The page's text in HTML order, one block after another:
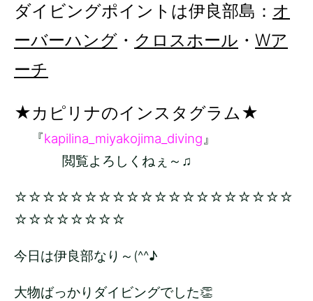
ダイビングポイントは伊良部島： オ
ーバーハング ・ クロスホール ・ Wア
ーチ
★カピリナのインスタグラム★
『kapilina_miyakojima_diving』
閲覧よろしくねぇ～♫
☆☆☆☆☆☆☆☆☆☆☆☆☆☆☆☆☆☆☆☆
☆☆☆☆☆☆☆☆
今日は伊良部なり～(^^♪
大物ばっかりダイビングでした👏